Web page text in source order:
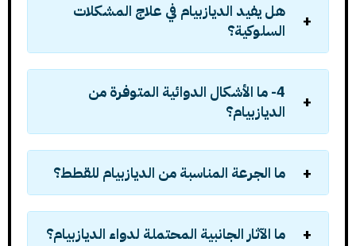
هل يفيد الديازبيام في علاج المشكلات
السلوكية؟
4- ما الأشكال الدوائية المتوفرة من
الديازبيام؟
ما الجرعة المناسبة من الديازبيام للقطط؟
ما الآثار الجانبية المحتملة لدواء الديازبيام؟